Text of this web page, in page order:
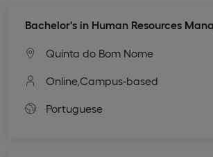
Bachelor's in Human Resources
Quinta do Bom Nome
Online, Campus-based
Portuguese